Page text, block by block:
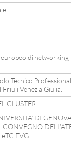
europeo di
Tecnico
Venezia Giulia.
CLUSTER
DI
CONVEGNO
FVG